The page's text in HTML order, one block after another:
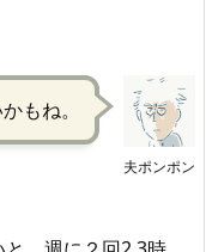
夫ポンポン
もね。